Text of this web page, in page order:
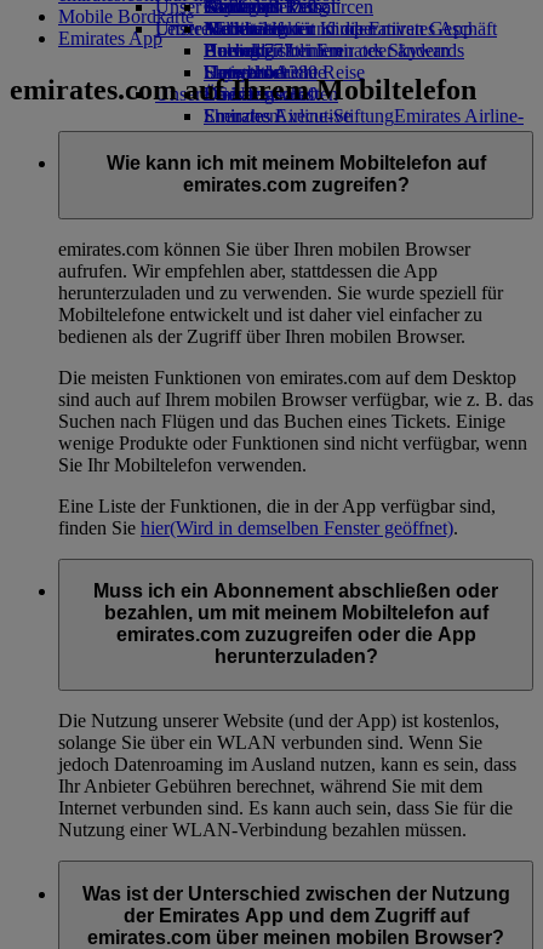
Getränke
Unsere Flotte
Boeing 777
Emirates A380
Emirates A350
Emirates Executive
Sitzpläne
Kinderspielzeug
Aktivitäten für Kinder
Unser Planet
Nachhaltigkeit im operativen Geschäft
Umweltrichtlinien
Umweltberichte
Unsere Gemeinschaften
Emirates Airline-StiftungEmirates Airline-
Stiftung Opens an external link in a new
tab
Sponsoring
Genf nach Dubai
Letzte Reiseziele
Helsinki
Hangzhou
Da Nang
Shenzhen
Siem Reap
Skywards Rail
Meilenrechner
Anmelden bei Emirates Skywards
Skywards+
Anfragen
Tools und Ressourcen
Mobiltelefon und die Emirates App
Buchung stornieren oder ändern
Unterbrochene Reise
Über Emirates
Mobile Bordkarte
Emirates App
emirates.com auf Ihrem Mobiltelefon
Wie kann ich mit meinem Mobiltelefon auf
emirates.com zugreifen?
emirates.com können Sie über Ihren mobilen Browser
aufrufen. Wir empfehlen aber, stattdessen die App
herunterzuladen und zu verwenden. Sie wurde speziell für
Mobiltelefone entwickelt und ist daher viel einfacher zu
bedienen als der Zugriff über Ihren mobilen Browser.
Die meisten Funktionen von emirates.com auf dem Desktop
sind auch auf Ihrem mobilen Browser verfügbar, wie z. B. das
Suchen nach Flügen und das Buchen eines Tickets. Einige
wenige Produkte oder Funktionen sind nicht verfügbar, wenn
Sie Ihr Mobiltelefon verwenden.
Eine Liste der Funktionen, die in der App verfügbar sind,
finden Sie hier(Wird in demselben Fenster geöffnet).
Muss ich ein Abonnement abschließen oder
bezahlen, um mit meinem Mobiltelefon auf
emirates.com zuzugreifen oder die App
herunterzuladen?
Die Nutzung unserer Website (und der App) ist kostenlos,
solange Sie über ein WLAN verbunden sind. Wenn Sie
jedoch Datenroaming im Ausland nutzen, kann es sein, dass
Ihr Anbieter Gebühren berechnet, während Sie mit dem
Internet verbunden sind. Es kann auch sein, dass Sie für die
Nutzung einer WLAN-Verbindung bezahlen müssen.
Was ist der Unterschied zwischen der Nutzung
der Emirates App und dem Zugriff auf
emirates.com über meinen mobilen Browser?